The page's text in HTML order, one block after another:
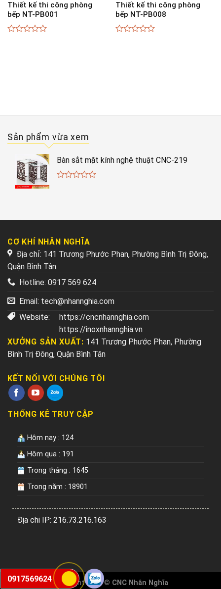
0917569624
Thiết kế thi công phòng
bếp NT-PB001
Thiết kế thi công phòng
bếp NT-PB008
Sản phẩm vừa xem
Bàn sắt mặt kính nghệ thuật CNC-219
CƠ KHÍ NHÂN NGHĨA
Địa chỉ: 141 Trương Phước Phan, Phường Bình Trị Đông,
Quận Bình Tân
Hotline: 0917 569 624
Email: tech@nhannghia.com
Website:
https://cncnhannghia.com
https://inoxnhannghia.vn
XƯỞNG SẢN XUẤT: 141 Trương Phước Phan, Phường
Bình Trị Đông, Quận Bình Tân
KẾT NỐI VỚI CHÚNG TÔI
THỐNG KÊ TRUY CẬP
Hôm nay : 124
Hôm qua : 191
Trong tháng : 1645
Trong năm : 18901
Địa chi IP: 216.73.216.163
Copyright 2026 © CNC Nhân Nghĩa